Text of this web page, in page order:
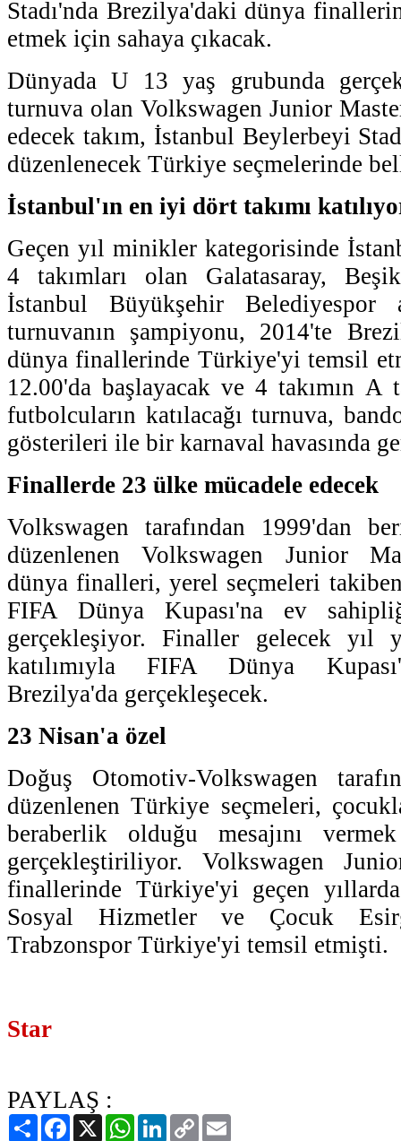
Stadı'nda Brezilya'daki dünya
etmek için sahaya çıkacak.
Dünyada U 13 yaş grubunda
turnuva olan Volkswagen Junior
edecek takım, İstanbul Beylerbeyi
düzenlenecek Türkiye seçmelerinde
İstanbul'ın en iyi dört takımı
Geçen yıl minikler kategorisinde
4 takımları olan Galatasaray,
İstanbul Büyükşehir Belediyespor
turnuvanın şampiyonu, 2014'te
dünya finallerinde Türkiye'yi temsil
12.00'da başlayacak ve 4 takımın A
futbolcuların katılacağı turnuva,
gösterileri ile bir karnaval havasında
Finallerde 23 ülke mücadele edecek
Volkswagen tarafından 1999'dan
düzenlenen Volkswagen Junior
dünya finalleri, yerel seçmeleri
FIFA Dünya Kupası'na ev
gerçekleşiyor. Finaller gelecek yıl
katılımıyla FIFA Dünya
Brezilya'da gerçekleşecek.
23 Nisan'a özel
Doğuş Otomotiv-Volkswagen
düzenlenen Türkiye seçmeleri,
beraberlik olduğu mesajını
gerçekleştiriliyor. Volkswagen
finallerinde Türkiye'yi geçen
Sosyal Hizmetler ve Çocuk
Trabzonspor Türkiye'yi temsil etmişti.
Star
PAYLAŞ :
PaylaşFacebook
X WhatsAppLinkedIn
Copy
Link